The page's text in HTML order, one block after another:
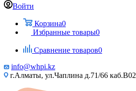
Войти
Корзина0
Избранные товары0
Сравнение товаров0
info@whpi.kz
г.Алматы, ул.Чаплина д.71/66 каб.B02